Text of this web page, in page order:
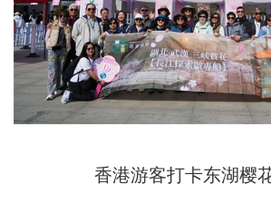
香港游客打卡东湖樱